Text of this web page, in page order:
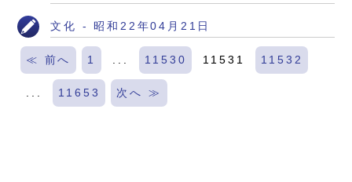
文化 - 昭和22年04月21日
≪ 前へ 1 ... 11530 11531 11532
... 11653 次へ ≫